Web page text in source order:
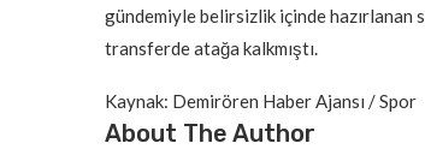
gündemiyle belirsizlik içinde hazırlanan
transferde atağa kalkmıştı.
Kaynak: Demirören Haber Ajansı / Spor
About The Author